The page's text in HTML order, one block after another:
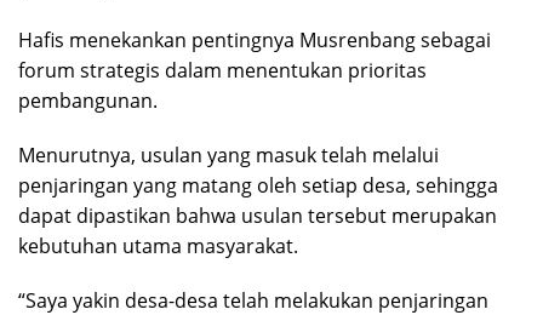
Hafis menekankan pentingnya Musrenbang sebagai
forum strategis dalam menentukan prioritas
pembangunan.
Menurutnya, usulan yang masuk telah melalui
penjaringan yang matang oleh setiap desa, sehingga
dapat dipastikan bahwa usulan tersebut merupakan
kebutuhan utama masyarakat.
“Saya yakin desa-desa telah melakukan penjaringan